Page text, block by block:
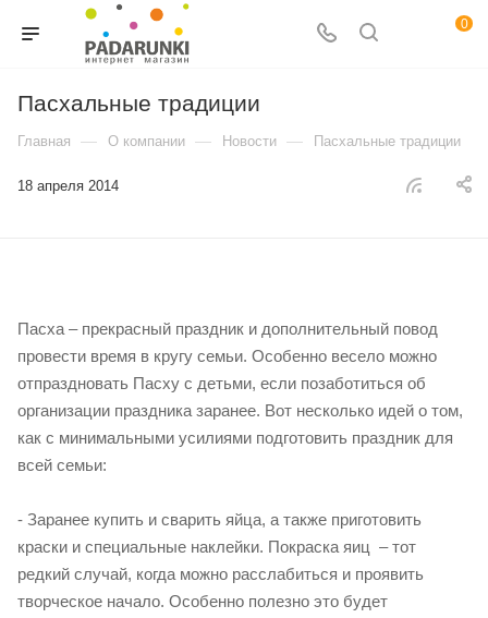
0
Пасхальные традиции
Главная — О компании — Новости — Пасхальные традиции
18 апреля 2014
Пасха – прекрасный праздник и дополнительный повод
провести время в кругу семьи. Особенно весело можно
отпраздновать Пасху с детьми, если позаботиться об
организации праздника заранее. Вот несколько идей о том,
как с минимальными усилиями подготовить праздник для
всей семьи:
- Заранее купить и сварить яйца, а также приготовить
краски и специальные наклейки. Покраска яиц – тот
редкий случай, когда можно расслабиться и проявить
творческое начало. Особенно полезно это будет